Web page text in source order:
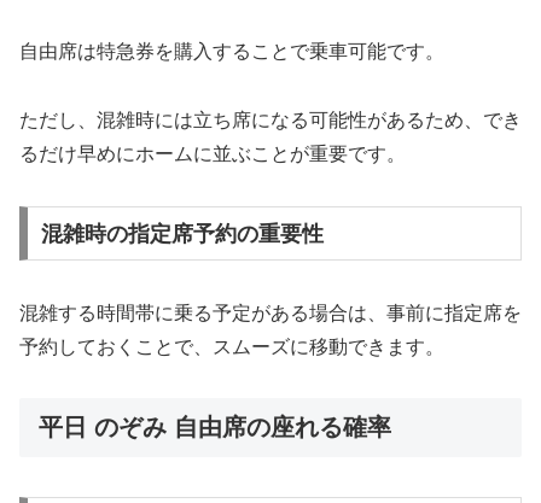
自由席は特急券を購入することで乗車可能です。
ただし、混雑時には立ち席になる可能性があるため、でき
るだけ早めにホームに並ぶことが重要です。
混雑時の指定席予約の重要性
混雑する時間帯に乗る予定がある場合は、事前に指定席を
予約しておくことで、スムーズに移動できます。
平日 のぞみ 自由席の座れる確率